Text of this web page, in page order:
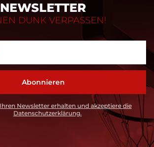
NEWSLETTER
DUNK VERPASSEN!
Newsletter erhalten und akzeptiere die
Datenschutzerklärung.